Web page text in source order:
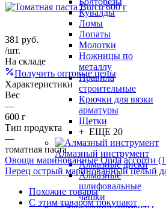
Кувалды
Ломы
Лопаты
Молотки
Ножницы по
металлу
Правила
строительные
Крючки для вязки
арматуры
Щетки
+ ЕЩЕ 20
Алмазный инструмент
Алмазные диски
Алмазные
шлифовальные
чашки
381 руб.
/шт.
На складе
Получить оптовые цены
Характеристики
Вес
—
600 г
Тип продукта
—
томатная паста
Овощи маринованные Onda ассорти
Перец острый маринованный целый
Похожие товары
С этим товаром покупают